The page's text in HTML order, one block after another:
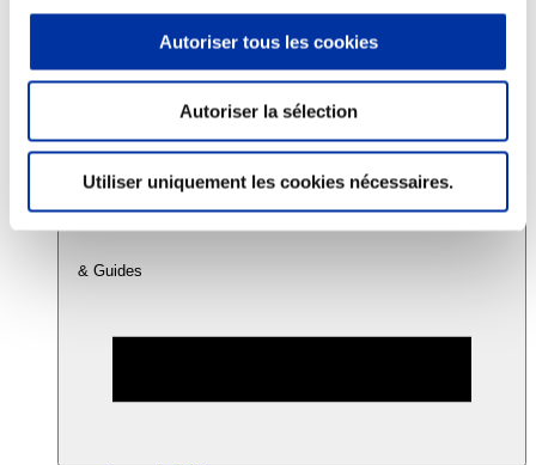
Autoriser tous les cookies
Autoriser la sélection
Utiliser uniquement les cookies nécessaires.
Juste rémunération et attractivité des métiers
Info-veille scientifique
Accords
& Guides